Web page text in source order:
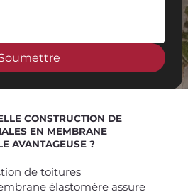
CONSTRUCTION DE
EN MEMBRANE
AVANTAGEUSE ?
de toitures
élastomère assure